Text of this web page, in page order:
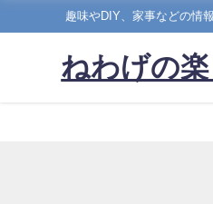
趣味やDIY、家事などの情
ねわげの